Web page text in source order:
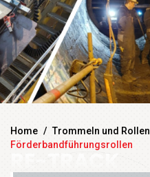
Home / Trommeln und Rollen
Förderbandführungsrollen
RE-TRACK